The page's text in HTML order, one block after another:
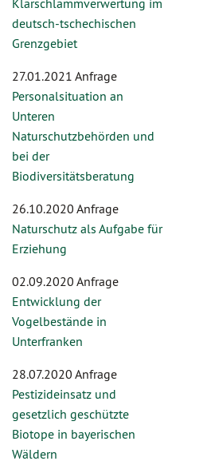
Klärschlammverwertung im
deutsch-tschechischen
Grenzgebiet
27.01.2021 Anfrage
Personalsituation an
Unteren
Naturschutzbehörden und
bei der
Biodiversitätsberatung
26.10.2020 Anfrage
Naturschutz als Aufgabe für
Erziehung
02.09.2020 Anfrage
Entwicklung der
Vogelbestände in
Unterfranken
28.07.2020 Anfrage
Pestizideinsatz und
gesetzlich geschützte
Biotope in bayerischen
Wäldern